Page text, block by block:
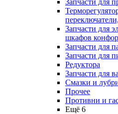
Запчасти для
Запчасти для
шкафов
Запчасти для
Запчасти для
Редуктора
Запчасти для
Смазки и
Прочее
Противни и
Ещё 6